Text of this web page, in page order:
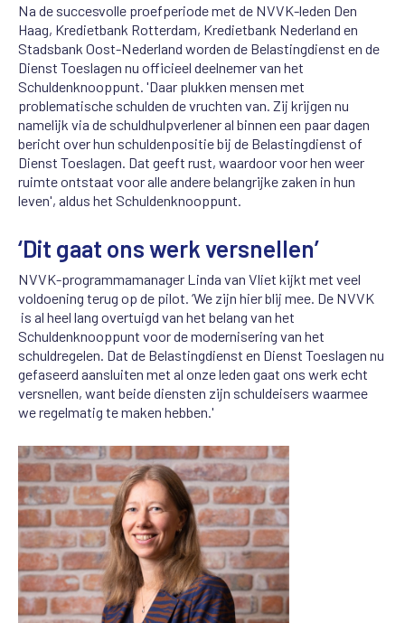
Na de succesvolle proefperiode met de NVVK-leden Den
Haag, Kredietbank Rotterdam, Kredietbank Nederland en
Stadsbank Oost-Nederland worden de Belastingdienst en de
Dienst Toeslagen nu officieel deelnemer van het
Schuldenknooppunt. 'Daar plukken mensen met
problematische schulden de vruchten van. Zij krijgen nu
namelijk via de schuldhulpverlener al binnen een paar dagen
bericht over hun schuldenpositie bij de Belastingdienst of
Dienst Toeslagen. Dat geeft rust, waardoor voor hen weer
ruimte ontstaat voor alle andere belangrijke zaken in hun
leven', aldus het Schuldenknooppunt.
‘Dit gaat ons werk versnellen’
NVVK-programmamanager Linda van Vliet kijkt met veel
voldoening terug op de pilot. ‘We zijn hier blij mee. De NVVK
is al heel lang overtuigd van het belang van het
Schuldenknooppunt voor de modernisering van het
schuldregelen. Dat de Belastingdienst en Dienst Toeslagen nu
gefaseerd aansluiten met al onze leden gaat ons werk echt
versnellen, want beide diensten zijn schuldeisers waarmee
we regelmatig te maken hebben.'